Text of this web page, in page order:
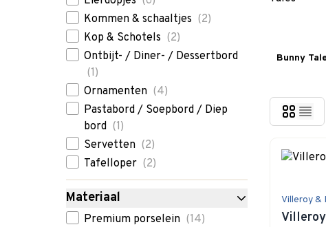
Kommen & schaaltjes (2)
Kop & Schotels (2)
Ontbijt- / Diner- / Dessertbord
(1)
Ornamenten (4)
Pastabord / Soepbord / Diep
bord (1)
Servetten (2)
Tafelloper (2)
Materiaal
filterPremium porselein (14)
Bunny
Villeroy &